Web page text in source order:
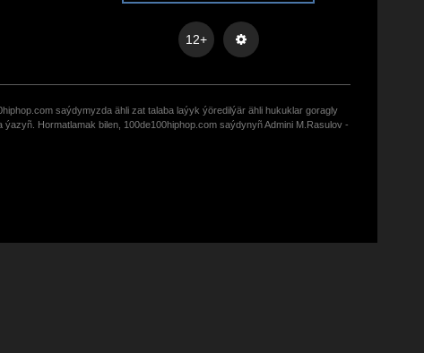
12+
saýdymyzda ähli zat talaba laýyk ýöredilýär ähli hukuklar goragly
Hormatlamak bilen, 100de100hiphop.com saýdynyñ Admini M.Rasulov -